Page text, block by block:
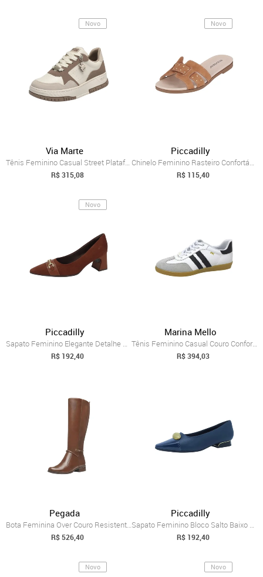
Novo
Via Marte
Tênis Feminino Casual Street Plataforma ...
R$ 315,08
Novo
Piccadilly
Chinelo Feminino Rasteiro Confortável Es...
R$ 115,40
Novo
Piccadilly
Sapato Feminino Elegante Detalhe Salto M...
R$ 192,40
Marina Mello
Tênis Feminino Casual Couro Conforto Pas...
R$ 394,03
Pegada
Bota Feminina Over Couro Resistente Eleg...
R$ 526,40
Piccadilly
Sapato Feminino Bloco Salto Baixo Metali...
R$ 192,40
Novo Novo